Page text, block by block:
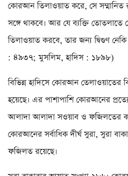
কোরআন তিলাওয়াত করে, সে সম্মানিত
সঙ্গে থাকবে। আর যে ব্যক্তি
তিলাওয়াত করবে, তার জন্য দ্বিগুণ
: ৪৯৩৭; মুসলিম, হাদিস : ১৮৯৮)
বিভিন্ন হাদিসে কোরআন তেলাওয়াতের
হয়েছে। এর পাশাপাশি কোরআনের
আলাদা আলাদা সওয়াব ও ফজিলতের
কোরআনের সর্বাধিক দীর্ঘ সুরা, সুরা
ফজিলত রয়েছে।